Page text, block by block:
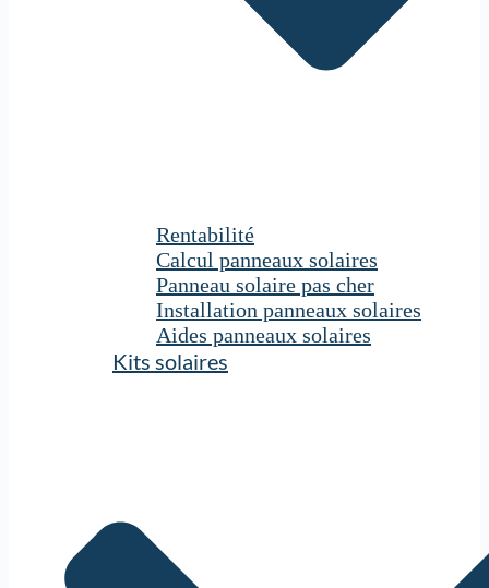
Rentabilité
Calcul panneaux solaires
Panneau solaire pas cher
Installation panneaux solaires
Aides panneaux solaires
Kits solaires